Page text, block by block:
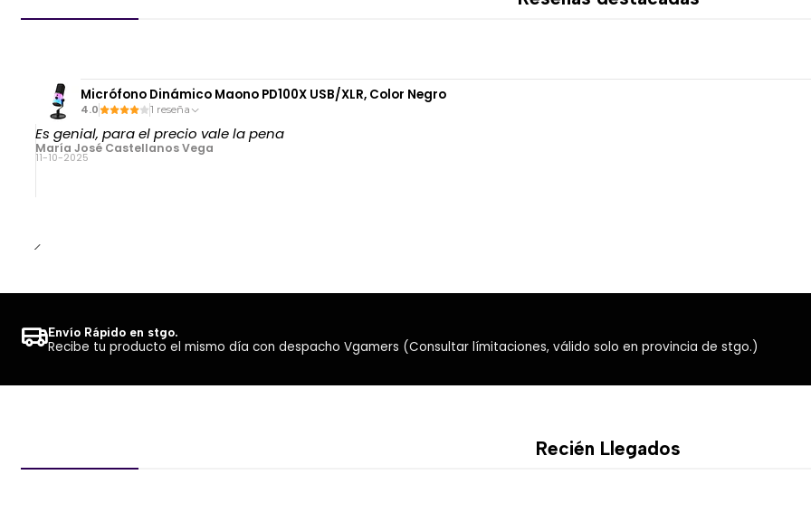
Además, permite un
Compatible conLogi
Accesos rápidos
Automatización de
Micrófono Dinámico Maono PD100X USB/XLR, Color Negro
4.0 1 reseña
Es genial, para el precio vale la pena
María José Castellanos Vega
11-10-2025
Envío Rápido en stgo.
Recibe tu producto el mismo día con despacho Vgamers (Consultar límitaciones, válido solo en provincia de stgo.)
Recién Llegados